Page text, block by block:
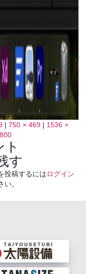
| 750 × 469 | 1536 ×
す
投稿するにはログイン
い。